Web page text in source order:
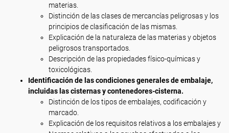
materias.
Distinción de las clases de mercancías peligrosas y los
principios de clasificación de las mismas.
Explicación de la naturaleza de las materias y objetos
peligrosos transportados.
Descripción de las propiedades físico-químicas y
toxicológicas.
Identificación de las condiciones generales de embalaje,
incluidas las cisternas y contenedores-cisterna.
Distinción de los tipos de embalajes, codificación y
marcado.
Explicación de los requisitos relativos a los embalajes y